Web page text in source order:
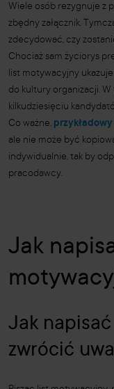
Wiele osób rezygnuje z
zbędny załącznik.
zdecydować, czy
Chociaż sam życiorys
list motywacyjny
do kultury organizacji.
kilkudziesięciu
Co ważne,
ale nie może być
indywidualnie, tak by
pracodawcy.
Jak
Jak
zwrócić